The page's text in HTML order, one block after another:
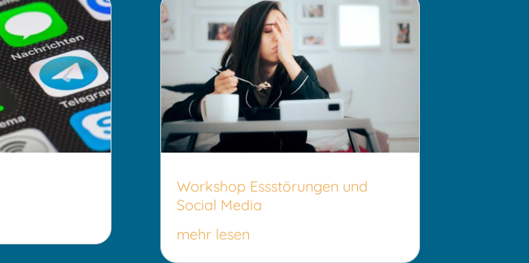
Workshop Essstörungen und
Social Media
mehr lesen